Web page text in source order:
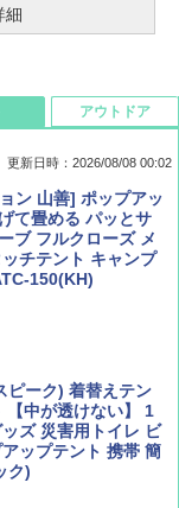
細
9 月号【特別付録:
ランダム2種】
マイ タイ北部の魅
の歩き方D アジア
更新日時：2026/08/08 00:02
ン 山善] ポップアッ
て畳める パッとサ
ブ フルクローズ メ
チテント キャンプ
150(KH)
ピーク) 着替えテン
【中が透けない】 1
ズ 災害用トイレ ビ
ップテント 携帯 簡
ク)
アウトドア